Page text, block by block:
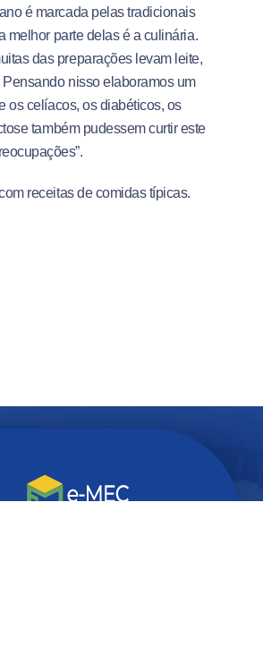
é marcada pelas tradicionais
melhor parte delas é a culinária.
das preparações levam leite,
Pensando nisso elaboramos um
os celíacos, os diabéticos, os
também pudessem curtir este
receitas de comidas típicas.